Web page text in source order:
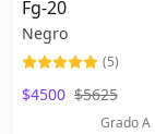
Fg-20
Negro
(5)
$4500 $5625
Grado A